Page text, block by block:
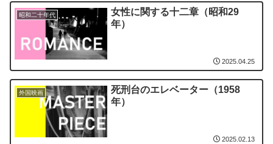
昭和二十年代
女性に関する十二章（昭和29
年）
2025.04.25
外国映画
死刑台のエレベーター（1958
年）
2025.02.13